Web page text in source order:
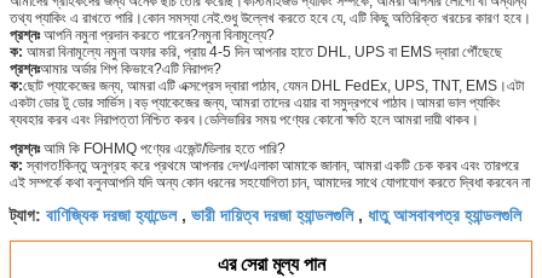
তথ্য প্যাকিং এ রাখতে পারি।কোন সমস্যা নেই.শুধু উল্লেখ করতে হবে যে, এটি কিছু অতিরিক্ত খরচের কারণ হবে।
প্রশ্নঃআপনি নমুনা প্রদান করতে পারেন?নমুনা বিনামূল্যে?
ক: আমরা বিনামূল্যে নমুনা অফার করি, প্রায় 4-5 দিন আপনার হাতে DHL, UPS বা EMS দ্বারা পৌঁছেছে
প্রশ্নঃআমার অর্ডার শিপ কিভাবে?এটি নিরাপদ?
ক:ছোট প্যাকেজের জন্য, আমরা এটি এক্সপ্রেস দ্বারা পাঠাব, যেমন DHL FedEx, UPS, TNT, EMS।এটা
একটা ডোর টু ডোর সার্ভিস।বড় প্যাকেজের জন্য, আমরা তাদের এয়ার বা সমুদ্রপথে পাঠাব।আমরা ভাল প্যাকিং
ব্যবহার করব এবং নিরাপত্তা নিশ্চিত করব।ডেলিভারির সময় পণ্যের কোনো ক্ষতি হলে আমরা দায়ী থাকব।
প্রশ্নঃআমি কি FOHMQ পণ্যের এজেন্ট/ডিলার হতে পারি?
ক:স্বাগত!কিন্তু অনুগ্রহ করে প্রথমে আপনার দেশ/এলাকা আমাকে জানান, আমরা একটি চেক করব এবং তারপরে
এই সম্পর্কে কথা বলুনআপনি যদি অন্য কোন ধরনের সহযোগিতা চান, আমাদের সাথে যোগাযোগ করতে দ্বিধা করবেন না
ট্যাগ: বাণিজ্যিক দরজা হ্যান্ডেল, ভারী দায়িত্ব দরজা হ্যান্ডলগুলি, ধাতু আসবাবপত্র হ্যান্ডলগুলি
এর সেরা মূল্য পান